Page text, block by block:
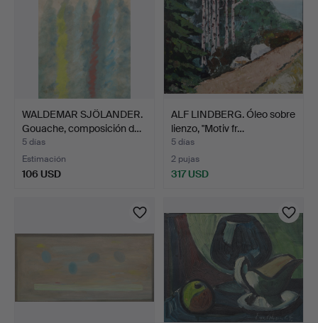
WALDEMAR SJÖLANDER.
Gouache, composición d…
5 días
Estimación
106 USD
ALF LINDBERG. Óleo sobre
lienzo, "Motiv fr…
5 días
2 pujas
317 USD